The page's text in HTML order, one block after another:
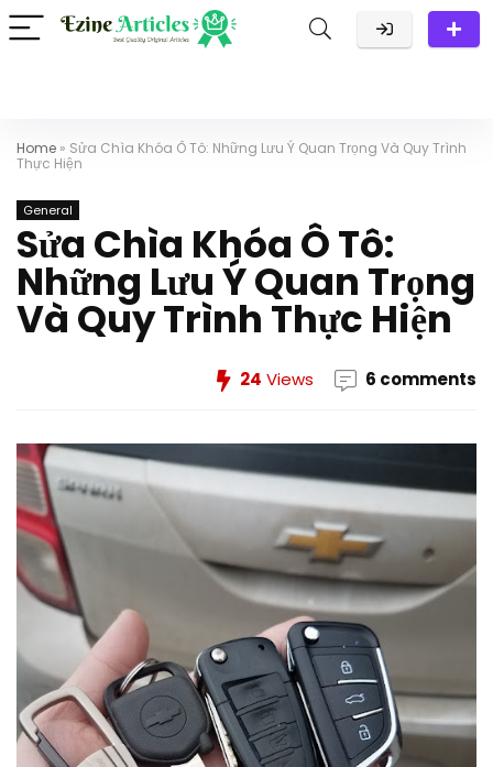
Home » Sửa Chìa Khóa Ô Tô: Những Lưu Ý Quan Trọng Và Quy Trình
Thực Hiện
General
Sửa Chìa Khóa Ô Tô:
Những Lưu Ý Quan Trọng
Và Quy Trình Thực Hiện
24 Views 6 comments